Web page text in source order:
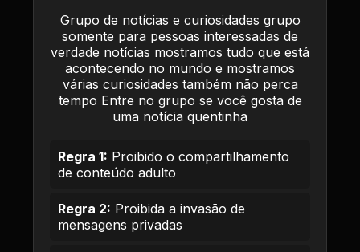
Grupo de notícias e curiosidades grupo
somente para pessoas interessadas de
verdade notícias mostramos tudo que está
acontecendo no mundo e mostramos
várias curiosidades também não perca
tempo Entre no grupo se você gosta de
uma notícia quentinha
Regra 1: Proibido o compartilhamento
de conteúdo adulto
Regra 2: Proibida a invasão de
mensagens privadas